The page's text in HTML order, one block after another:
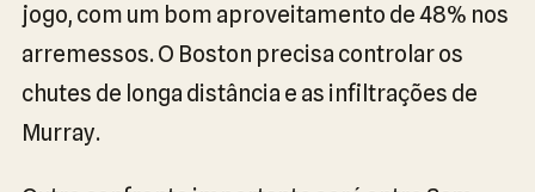
jogo, com um bom aproveitamento de 48% nos
arremessos. O Boston precisa controlar os
chutes de longa distância e as infiltrações de
Murray.